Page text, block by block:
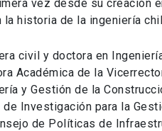
vez desde su creación
la historia de la ingeniería
civil y doctora en
Académica de la
y Gestión de la
de Investigación para la
de Políticas de